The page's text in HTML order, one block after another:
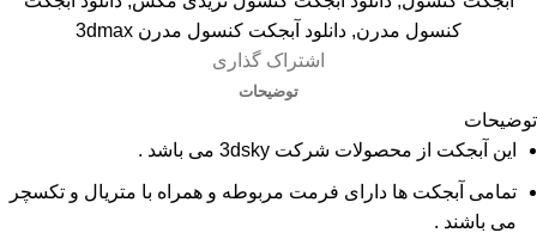
کنسول مدرن, دانلود آبجکت کنسول مدرن 3dmax
اشتراک گذاری
توضیحات
توضیحات
این آبجکت از محصولات شرکت 3dsky می باشد .
تمامی آبجکت ها دارای فرمت مربوطه و همراه با متریال و تکسچر
می باشند .